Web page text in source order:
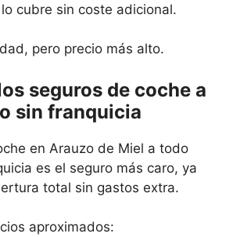
cubre sin coste adicional.
pero precio más alto.
seguros de coche a
sin franquicia
en Arauzo de Miel a todo
es el seguro más caro, ya
total sin gastos extra.
aproximados: